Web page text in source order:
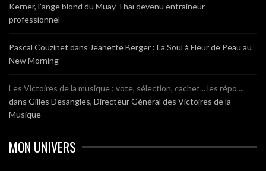
Kerner, l’ange blond du Muay Thaï devenu entraineur
professionnel
Pascal Couzinet dans Jeanette Berger : La Soul à Fleur de Peau au
New Morning
Les Victoires de la musique : vote, sélection, cachet... les répo ...
dans Gilles Desangles, Directeur Général des Victoires de la
Musique
MON UNIVERS